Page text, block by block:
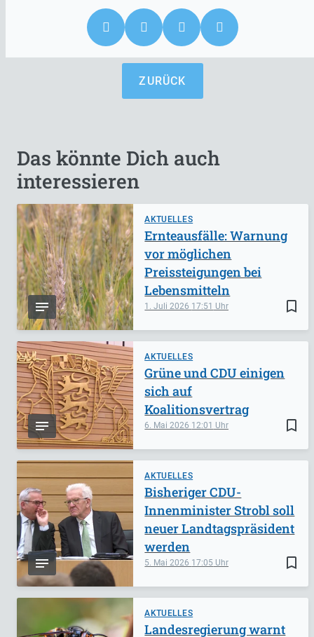
ZURÜCK
Das könnte Dich auch
interessieren
AKTUELLES
bookmark_border
1. Juli 2026 17:51
Ernteausfälle: Warnung
vor möglichen
Preissteigungen bei
Lebensmitteln
AKTUELLES
bookmark_border
6. Mai 2026 12:01
Grüne und CDU einigen
sich auf
Koalitionsvertrag
AKTUELLES
bookmark_border
5. Mai 2026 17:05
Bisheriger CDU-
Innenminister Strobl soll
neuer Landtagspräsident
werden
AKTUELLES
Landesregierung warnt